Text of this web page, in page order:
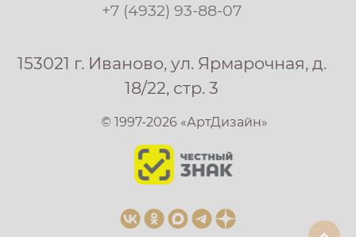
+7 (4932) 93-88-07
153021 г. Иваново, ул. Ярмарочная, д.
18/22, стр. 3
© 1997-2026 «АртДизайн»